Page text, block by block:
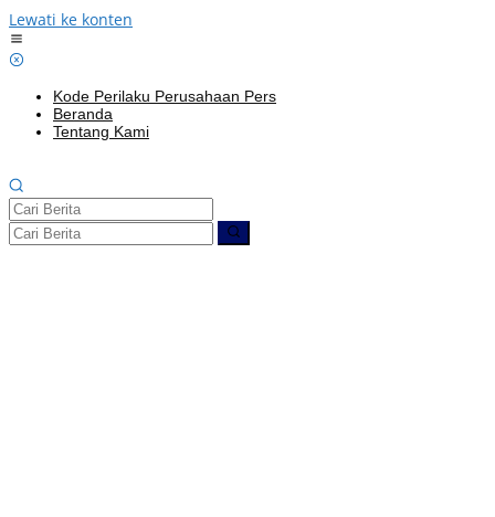
Lewati ke konten
Kode Perilaku Perusahaan Pers
Beranda
Tentang Kami